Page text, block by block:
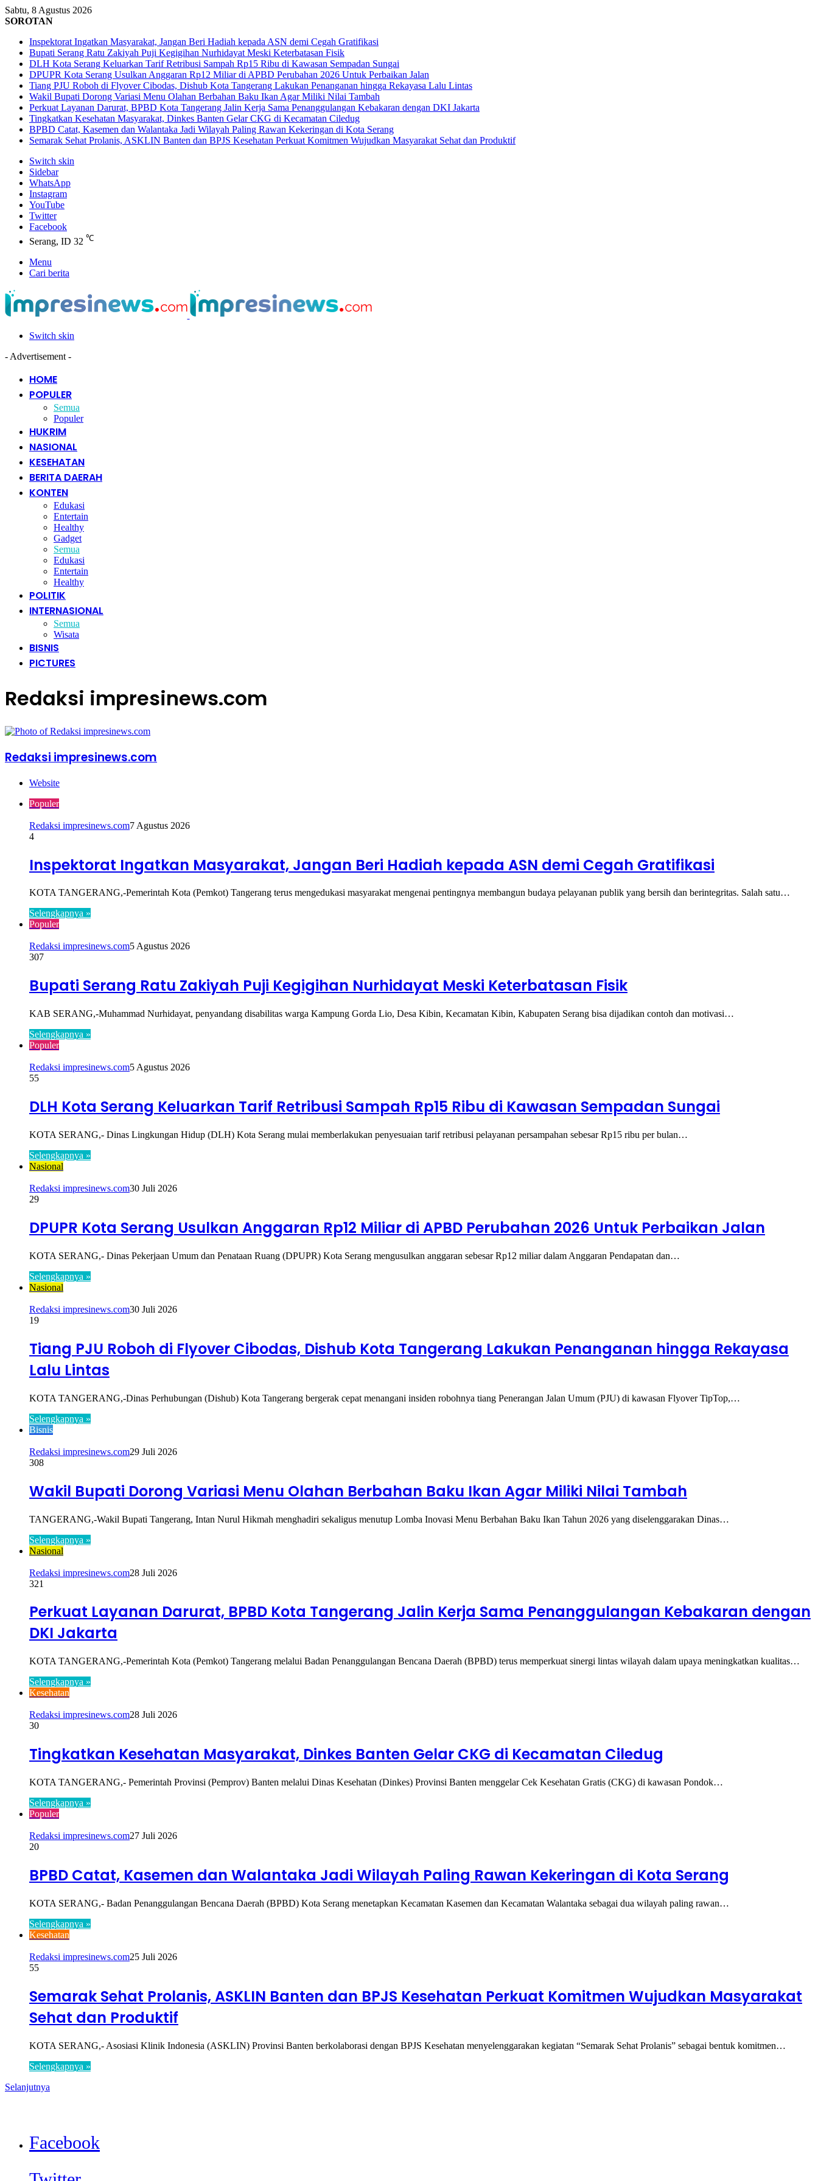
Sabtu, 8 Agustus 2026
SOROTAN
Inspektorat Ingatkan Masyarakat, Jangan Beri Hadiah kepada ASN demi Cegah Gratifikasi
Bupati Serang Ratu Zakiyah Puji Kegigihan Nurhidayat Meski Keterbatasan Fisik
DLH Kota Serang Keluarkan Tarif Retribusi Sampah Rp15 Ribu di Kawasan Sempadan Sungai
DPUPR Kota Serang Usulkan Anggaran Rp12 Miliar di APBD Perubahan 2026 Untuk Perbaikan Jalan
Tiang PJU Roboh di Flyover Cibodas, Dishub Kota Tangerang Lakukan Penanganan hingga Rekayasa Lalu Lintas
Wakil Bupati Dorong Variasi Menu Olahan Berbahan Baku Ikan Agar Miliki Nilai Tambah
Perkuat Layanan Darurat, BPBD Kota Tangerang Jalin Kerja Sama Penanggulangan Kebakaran dengan DKI Jakarta
Tingkatkan Kesehatan Masyarakat, Dinkes Banten Gelar CKG di Kecamatan Ciledug
BPBD Catat, Kasemen dan Walantaka Jadi Wilayah Paling Rawan Kekeringan di Kota Serang
Semarak Sehat Prolanis, ASKLIN Banten dan BPJS Kesehatan Perkuat Komitmen Wujudkan Masyarakat Sehat dan Produktif
Switch skin
Sidebar
WhatsApp
Instagram
YouTube
Twitter
Facebook
Serang, ID 32 ℃
Menu
Cari berita
Switch skin
- Advertisement -
HOME
POPULER
Semua
Populer
HUKRIM
NASIONAL
KESEHATAN
BERITA DAERAH
KONTEN
Edukasi
Entertain
Healthy
Gadget
Semua
Edukasi
Entertain
Healthy
POLITIK
INTERNASIONAL
Semua
Wisata
BISNIS
PICTURES
Redaksi impresinews.com
Redaksi impresinews.com
Website
Populer
Redaksi impresinews.com7 Agustus 2026
4
Inspektorat Ingatkan Masyarakat, Jangan Beri Hadiah kepada ASN demi Cegah Gratifikasi
KOTA TANGERANG,-Pemerintah Kota (Pemkot) Tangerang terus mengedukasi masyarakat mengenai pentingnya membangun budaya pelayanan publik yang bersih dan berintegritas. Salah satu…
Selengkapnya »
Populer
Redaksi impresinews.com5 Agustus 2026
307
Bupati Serang Ratu Zakiyah Puji Kegigihan Nurhidayat Meski Keterbatasan Fisik
KAB SERANG,-Muhammad Nurhidayat, penyandang disabilitas warga Kampung Gorda Lio, Desa Kibin, Kecamatan Kibin, Kabupaten Serang bisa dijadikan contoh dan motivasi…
Selengkapnya »
Populer
Redaksi impresinews.com5 Agustus 2026
55
DLH Kota Serang Keluarkan Tarif Retribusi Sampah Rp15 Ribu di Kawasan Sempadan Sungai
KOTA SERANG,- Dinas Lingkungan Hidup (DLH) Kota Serang mulai memberlakukan penyesuaian tarif retribusi pelayanan persampahan sebesar Rp15 ribu per bulan…
Selengkapnya »
Nasional
Redaksi impresinews.com30 Juli 2026
29
DPUPR Kota Serang Usulkan Anggaran Rp12 Miliar di APBD Perubahan 2026 Untuk Perbaikan Jalan
KOTA SERANG,- Dinas Pekerjaan Umum dan Penataan Ruang (DPUPR) Kota Serang mengusulkan anggaran sebesar Rp12 miliar dalam Anggaran Pendapatan dan…
Selengkapnya »
Nasional
Redaksi impresinews.com30 Juli 2026
19
Tiang PJU Roboh di Flyover Cibodas, Dishub Kota Tangerang Lakukan Penanganan hingga Rekayasa
Lalu Lintas
KOTA TANGERANG,-Dinas Perhubungan (Dishub) Kota Tangerang bergerak cepat menangani insiden robohnya tiang Penerangan Jalan Umum (PJU) di kawasan Flyover TipTop,…
Selengkapnya »
Bisnis
Redaksi impresinews.com29 Juli 2026
308
Wakil Bupati Dorong Variasi Menu Olahan Berbahan Baku Ikan Agar Miliki Nilai Tambah
TANGERANG,-Wakil Bupati Tangerang, Intan Nurul Hikmah menghadiri sekaligus menutup Lomba Inovasi Menu Berbahan Baku Ikan Tahun 2026 yang diselenggarakan Dinas…
Selengkapnya »
Nasional
Redaksi impresinews.com28 Juli 2026
321
Perkuat Layanan Darurat, BPBD Kota Tangerang Jalin Kerja Sama Penanggulangan Kebakaran dengan
DKI Jakarta
KOTA TANGERANG,-Pemerintah Kota (Pemkot) Tangerang melalui Badan Penanggulangan Bencana Daerah (BPBD) terus memperkuat sinergi lintas wilayah dalam upaya meningkatkan kualitas…
Selengkapnya »
Kesehatan
Redaksi impresinews.com28 Juli 2026
30
Tingkatkan Kesehatan Masyarakat, Dinkes Banten Gelar CKG di Kecamatan Ciledug
KOTA TANGERANG,- Pemerintah Provinsi (Pemprov) Banten melalui Dinas Kesehatan (Dinkes) Provinsi Banten menggelar Cek Kesehatan Gratis (CKG) di kawasan Pondok…
Selengkapnya »
Populer
Redaksi impresinews.com27 Juli 2026
20
BPBD Catat, Kasemen dan Walantaka Jadi Wilayah Paling Rawan Kekeringan di Kota Serang
KOTA SERANG,- Badan Penanggulangan Bencana Daerah (BPBD) Kota Serang menetapkan Kecamatan Kasemen dan Kecamatan Walantaka sebagai dua wilayah paling rawan…
Selengkapnya »
Kesehatan
Redaksi impresinews.com25 Juli 2026
55
Semarak Sehat Prolanis, ASKLIN Banten dan BPJS Kesehatan Perkuat Komitmen Wujudkan Masyarakat
Sehat dan Produktif
KOTA SERANG,- Asosiasi Klinik Indonesia (ASKLIN) Provinsi Banten berkolaborasi dengan BPJS Kesehatan menyelenggarakan kegiatan “Semarak Sehat Prolanis” sebagai bentuk komitmen…
Selengkapnya »
Selanjutnya
Facebook